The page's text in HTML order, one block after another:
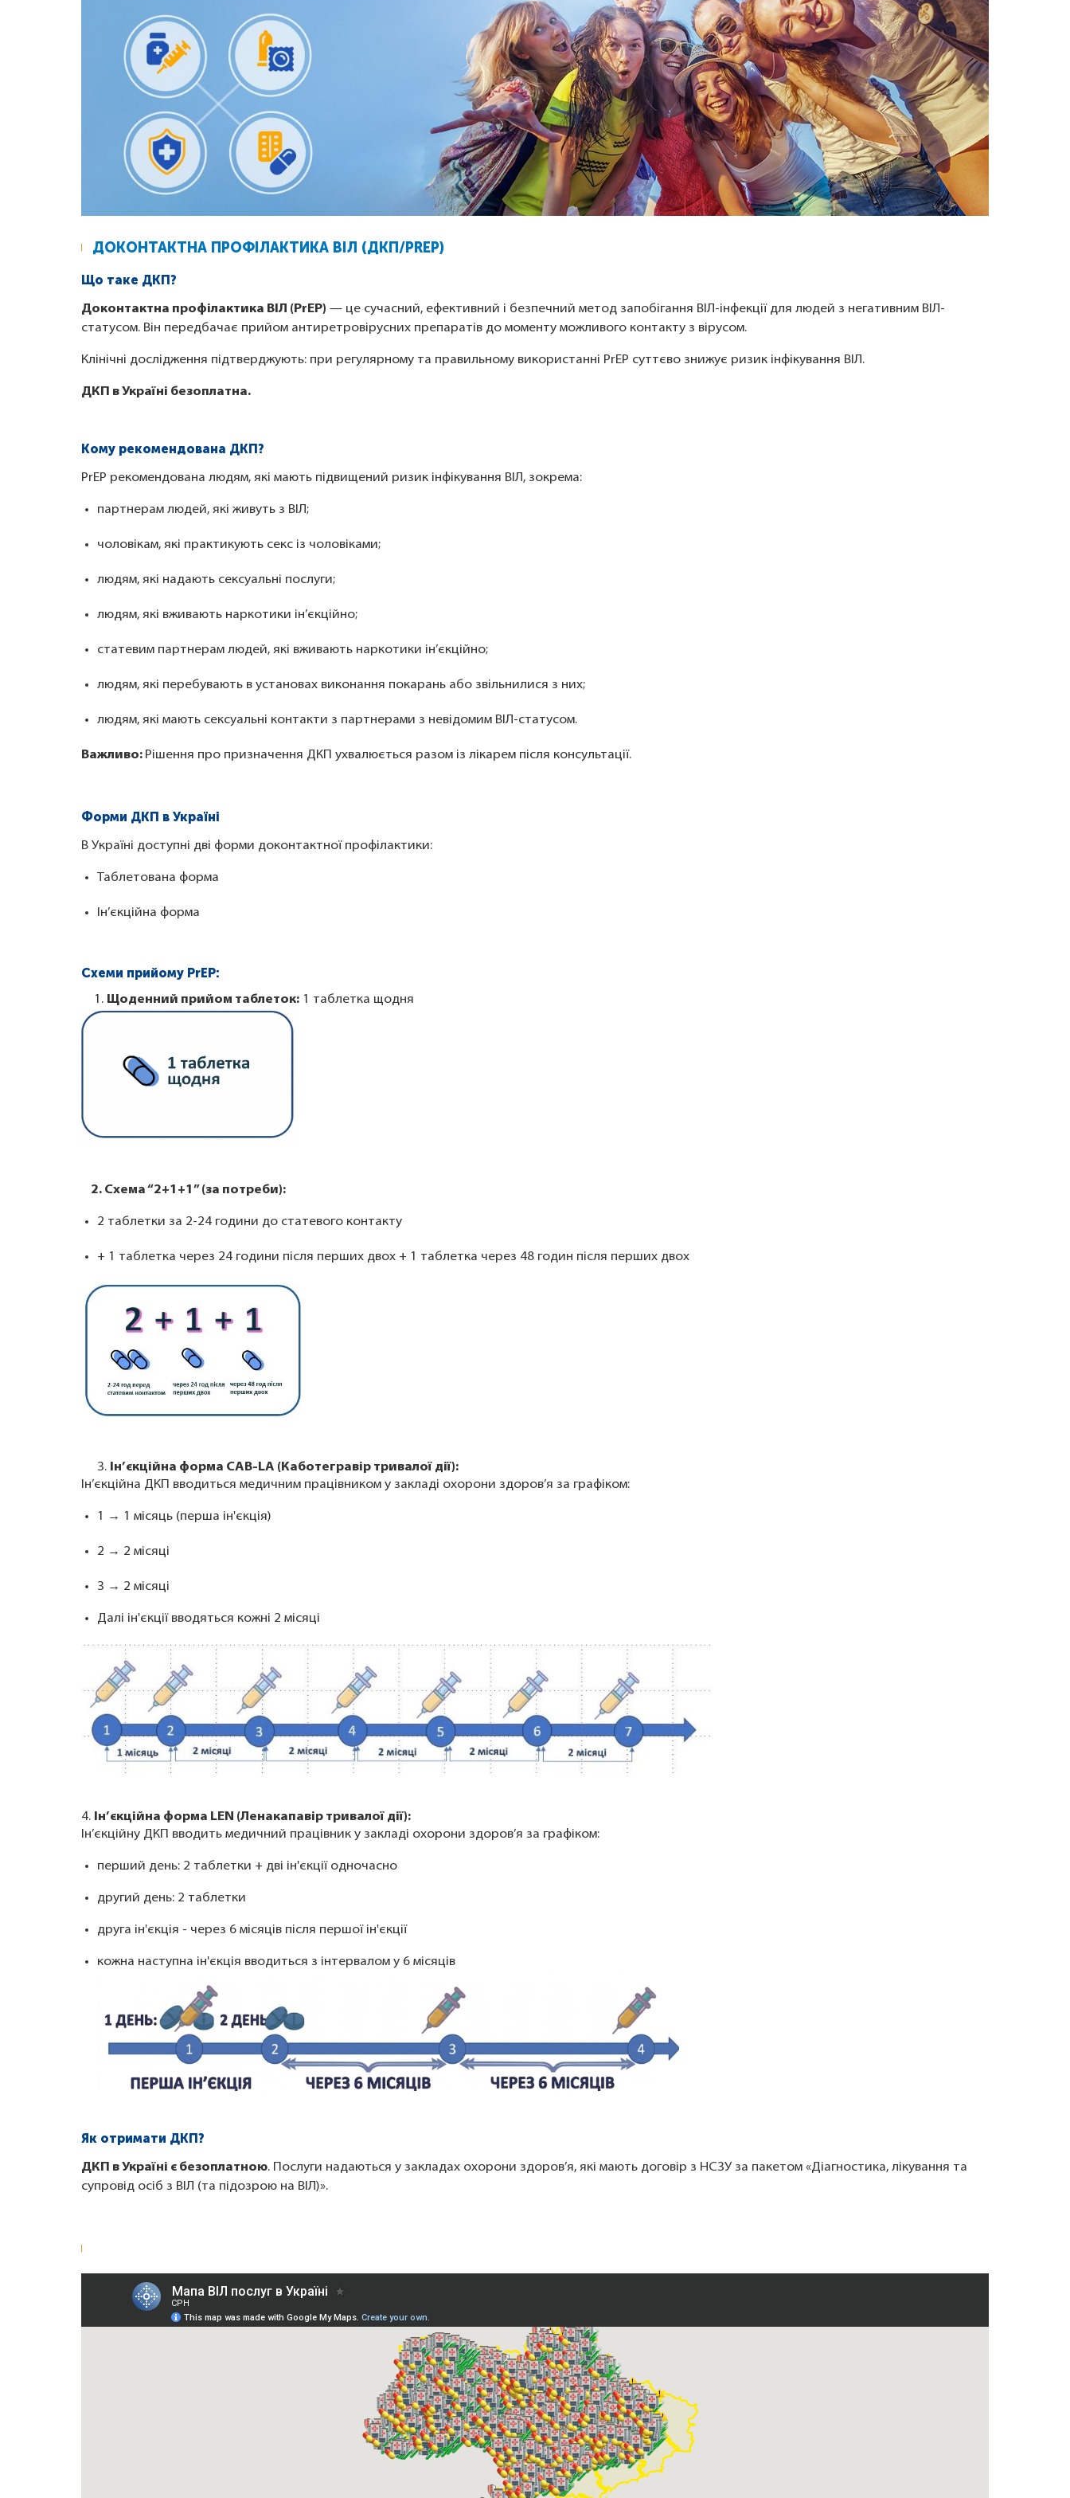
ДОКОНТАКТНА ПРОФІЛАКТИКА ВІЛ (ДКП/PREP)
Що таке ДКП?
Доконтактна профілактика ВІЛ (PrEP) — це сучасний, ефективний і безпечний метод запобігання ВІЛ-інфекції для людей з негативним ВІЛ-
статусом. Він передбачає прийом антиретровірусних препаратів до моменту можливого контакту з вірусом.
Клінічні дослідження підтверджують: при регулярному та правильному використанні PrEP суттєво знижує ризик інфікування ВІЛ.
ДКП в Україні безоплатна.
Кому рекомендована ДКП?
PrEP рекомендована людям, які мають підвищений ризик інфікування ВІЛ, зокрема:
партнерам людей, які живуть з ВІЛ;
чоловікам, які практикують секс із чоловіками;
людям, які надають сексуальні послуги;
людям, які вживають наркотики ін’єкційно;
статевим партнерам людей, які вживають наркотики ін’єкційно;
людям, які перебувають в установах виконання покарань або звільнилися з них;
людям, які мають сексуальні контакти з партнерами з невідомим ВІЛ-статусом.
Важливо: Рішення про призначення ДКП ухвалюється разом із лікарем після консультації.
Форми ДКП в Україні
В Україні доступні дві форми доконтактної профілактики:
Таблетована форма
Ін’єкційна форма
Схеми прийому PrEP:
1. Щоденний прийом таблеток: 1 таблетка щодня
2. Схема “2+1+1” (за потреби):
2 таблетки за 2-24 години до статевого контакту
+ 1 таблетка через 24 години після перших двох + 1 таблетка через 48 годин після перших двох
3.
Ін’єкційна форма CAB-LA (Каботегравір тривалої дії):
Ін’єкційна ДКП вводиться медичним працівником у закладі охорони здоров’я за графіком:
1 → 1 місяць (перша ін'єкція)
2 → 2 місяці
3 → 2 місяці
Далі ін'єкції вводяться кожні 2 місяці
4.
Ін’єкційна форма LEN (Ленакапавір тривалої дії):
Ін’єкційну ДКП вводить медичний працівник у закладі охорони здоров’я за графіком:
перший день: 2 таблетки + дві ін'єкції одночасно
другий день: 2 таблетки
друга ін'єкція - через 6 місяців після першої ін'єкції
кожна наступна ін'єкція вводиться з інтервалом у 6 місяців
Як отримати ДКП?
ДКП в Україні є безоплатною. Послуги надаються у закладах охорони здоров’я, які мають договір з НСЗУ за пакетом «Діагностика, лікування та
супровід осіб з ВІЛ (та підозрою на ВІЛ)».